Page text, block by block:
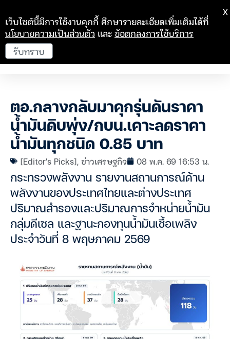
ตอ.กลางกลับมาคุกรุ่นดันราคา
น้ำมันดิบพุ่ง/กบน.เคาะลดราคา
น้ำมันทุกชนิด 0.85 บาท
[Editor's Picks],ข่าวเศรษฐกิจ 08 พ.ค. 69 16:53 น.
กระทรวงพลังงาน รายงานสถานการณ์ด้าน
พลังงานของประเทศไทยและต่างประเทศ
ปริมาณสำรองและปริมาณการจำหน่ายน้ำมัน
กลุ่มดีเซล และฐานะกองทุนน้ำมันเชื้อเพลิง
ประจำวันที่ 8 พฤษภาคม 2569
เว็บไซต์นี้มีการใช้งานคุกกี้ ศึกษารายละเอียดเพิ่มเติมได้ที่
นโยบายความเป็นส่วนตัว และข้อตกลงการใช้บริการ
รับทราบ
X